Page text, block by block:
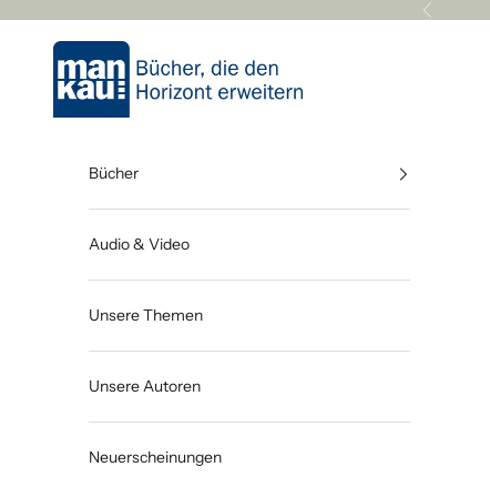
Zurück
Mankau Verlag
Bücher
Audio & Video
Unsere Themen
Unsere Autoren
Neuerscheinungen